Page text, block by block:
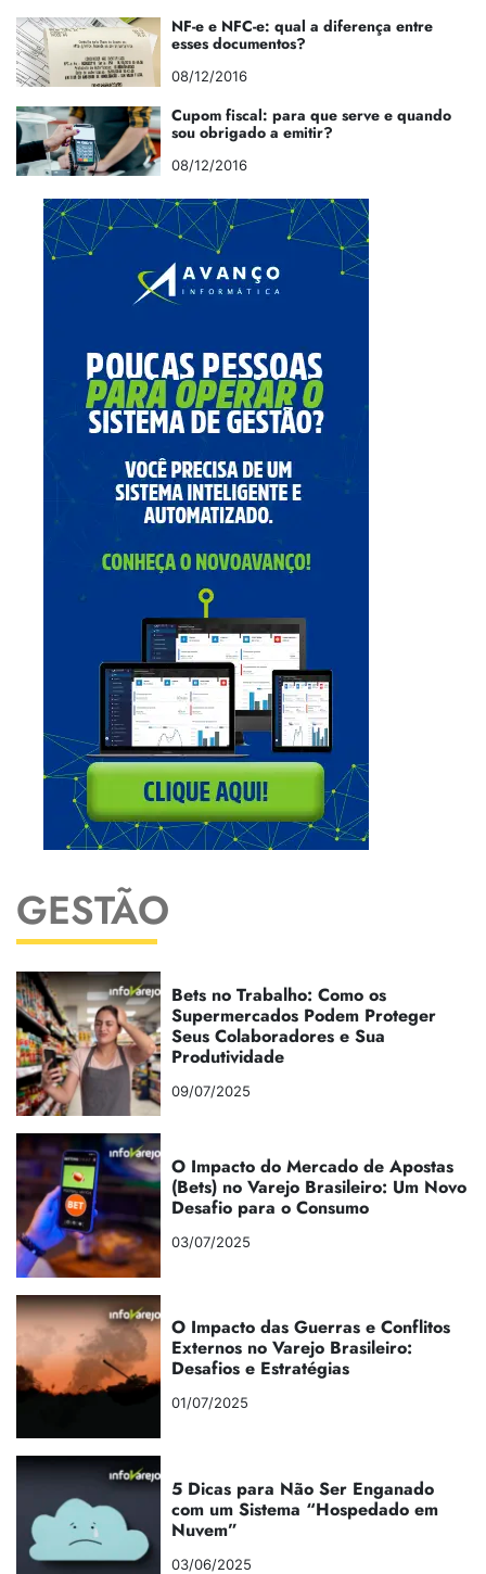
NF-e e NFC-e: qual a diferença entre
esses documentos?
08/12/2016
Cupom fiscal: para que serve e quando
sou obrigado a emitir?
08/12/2016
GESTÃO
Bets no Trabalho: Como os
Supermercados Podem Proteger
Seus Colaboradores e Sua
Produtividade
09/07/2025
O Impacto do Mercado de Apostas
(Bets) no Varejo Brasileiro: Um Novo
Desafio para o Consumo
03/07/2025
O Impacto das Guerras e Conflitos
Externos no Varejo Brasileiro:
Desafios e Estratégias
01/07/2025
5 Dicas para Não Ser Enganado
com um Sistema “Hospedado em
Nuvem”
03/06/2025